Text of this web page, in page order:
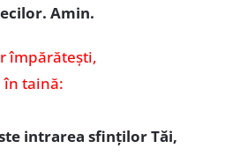
Amin.
împărătești,
în taină:
intrarea sfinților Tăi,